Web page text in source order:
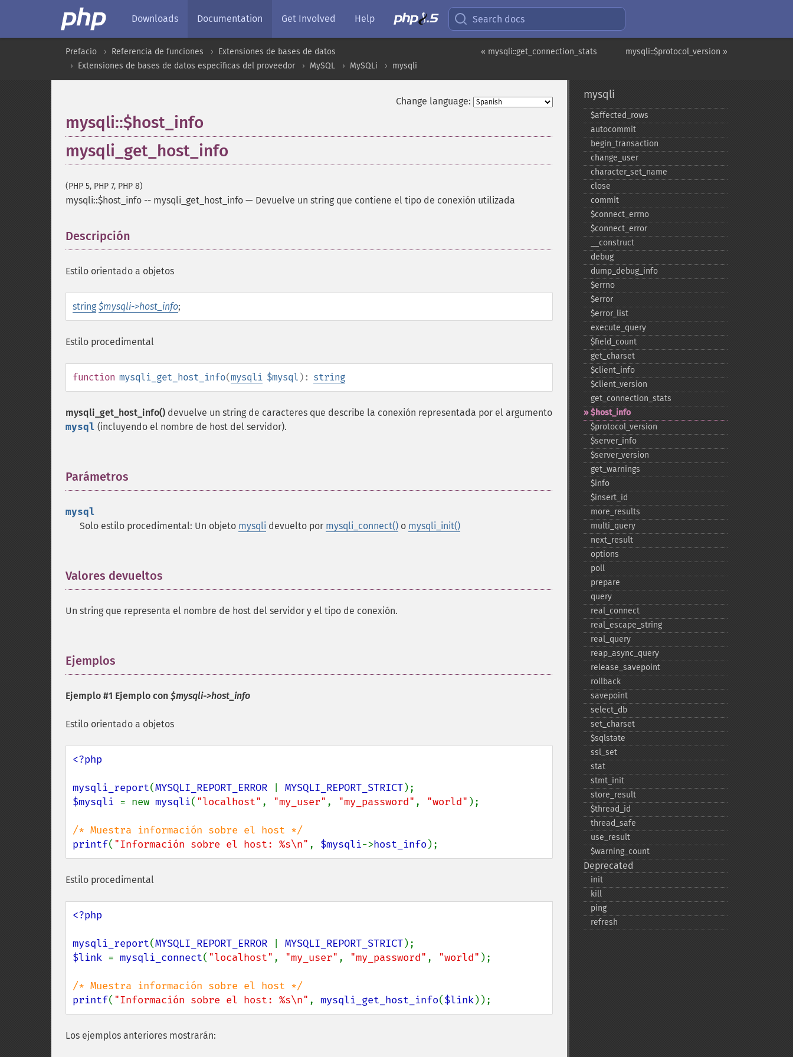
Downloads Documentation Get Involved Help Search docs
mysqli::$protocol_version »
« mysqli::get_connection_stats
Prefacio Referencia de funciones
Extensiones de bases de datos
Extensiones de bases de datos específicas del proveedor
MySQL MySQLi mysqli
Change language:
mysqli::$host_info
mysqli_get_host_info
(PHP 5, PHP 7, PHP 8)
mysqli::$host_info -- mysqli_get_host_info — Devuelve un string que contiene el tipo de conexión utilizada
Descripción
Estilo orientado a objetos
string $mysqli->host_info;
Estilo procedimental
function mysqli_get_host_info(mysqli $mysql ): string
mysqli_get_host_info() devuelve un string de caracteres que describe la conexión representada por el argumento
mysql (incluyendo el nombre de host del servidor).
Parámetros
mysql
Solo estilo procedimental: Un objeto mysqli devuelto por mysqli_connect() o mysqli_init()
Valores devueltos
Un string que representa el nombre de host del servidor y el tipo de conexión.
Ejemplos
Ejemplo #1 Ejemplo con $mysqli->host_info
Estilo orientado a objetos
<?php
mysqli_report(MYSQLI_REPORT_ERROR MYSQLI_REPORT_STRICT
$mysqli = new mysqli( "localhost" , "my_user" , "my_password" , "world" );
printf( "Información sobre el host: %s\n" , $mysqli->host_info );
Estilo procedimental
<?php
mysqli_report(MYSQLI_REPORT_ERROR MYSQLI_REPORT_STRICT
$link = mysqli_connect( "localhost" , "my_user" , "my_password" , "world" );
printf( "Información sobre el host: %s\n" , mysqli_get_host_info($link));
Los ejemplos anteriores mostrarán:
mysqli
$affected_​rows
autocommit
begin_​transaction
change_​user
character_​set_​name
close
commit
$connect_​errno
$connect_​error
_​_​construct
debug
dump_​debug_​info
$errno
$error
$error_​list
execute_​query
$field_​count
get_​charset
$client_​info
$client_​version
get_​connection_​stats
$host_​info
$protocol_​version
$server_​info
$server_​version
get_​warnings
$info
$insert_​id
more_​results
multi_​query
next_​result
options
poll
prepare
query
real_​connect
real_​escape_​string
real_​query
reap_​async_​query
release_​savepoint
rollback
savepoint
select_​db
set_​charset
$sqlstate
ssl_​set
stat
stmt_​init
store_​result
$thread_​id
thread_​safe
use_​result
$warning_​count
Deprecated
init
kill
ping
refresh